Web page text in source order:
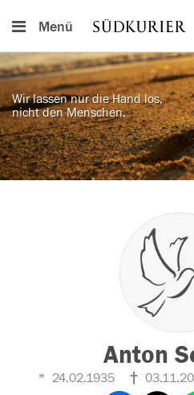
Menü
Wir lassen nur die Hand los,
nicht den Menschen.
Anton
24.02.1935